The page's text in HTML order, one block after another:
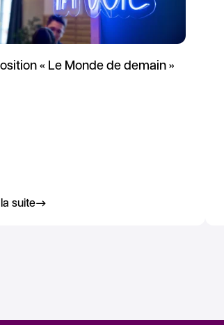
« Le Monde de demain »
suite